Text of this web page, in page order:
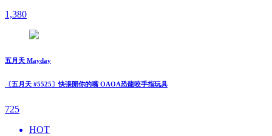
1,380
五月天 Mayday
〔五月天 #5525〕快張開你的嘴 OAOA恐龍咬手指玩具
725
HOT